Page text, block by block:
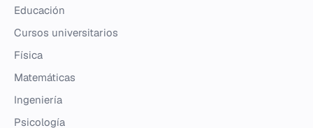
Educación
Cursos universitarios
Física
Matemáticas
Ingeniería
Psicología